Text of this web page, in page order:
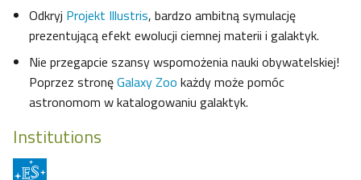
Odkryj Projekt Illustris, bardzo ambitną symulację
prezentującą efekt ewolucji ciemnej materii i galaktyk.
Nie przegapcie szansy wspomożenia nauki obywatelskiej!
Poprzez stronęGalaxy Zoo każdy może pomóc
astronomom w katalogowaniu galaktyk.
Institutions